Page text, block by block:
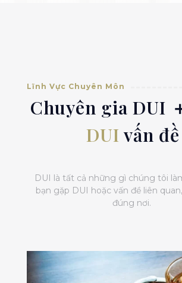
Lĩnh Vực Chuyên Môn
Chuyên gia DUI
DUIvấn đề
DUI là tất cả những gì chúng tôi
bạn gặp DUI hoặc vấn đề liên
đúng nơi.